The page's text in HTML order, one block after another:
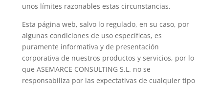
unos límites razonables estas circunstancias.
Esta página web, salvo lo regulado, en su caso, por
algunas condiciones de uso específicas, es
puramente informativa y de presentación
corporativa de nuestros productos y servicios, por lo
que ASEMARCE CONSULTING S.L. no se
responsabiliza por las expectativas de cualquier tipo